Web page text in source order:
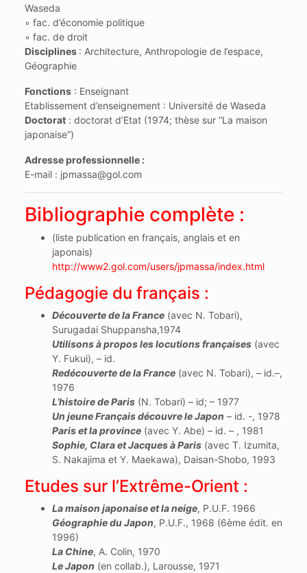
Waseda
◦ fac. d’économie politique
◦ fac. de droit
Disciplines : Architecture, Anthropologie de l’espace,
Géographie
Fonctions: Enseignant
Etablissement d’enseignement : Université de Waseda
Doctorat: doctorat d’Etat (1974; thèse sur “La maison
japonaise”)
Adresse professionnelle :
E-mail : jpmassa@gol.com
Bibliographie complète :
(liste publication en français, anglais et en
japonais)
http://www2.gol.com/users/jpmassa/index.html
Pédagogie du français :
Découverte de la France (avec N. Tobari),
Surugadai Shuppansha,1974
Utilisons à propos les locutions françaises (avec
Y. Fukui), – id.
Redécouverte de la France (avec N. Tobari), – id.–,
1976
L’histoire de Paris (N. Tobari) – id; – 1977
Un jeune Français découvre le Japon – id. -, 1978
Paris et la province (avec Y. Abe) – id. – , 1981
Sophie, Clara et Jacques à Paris (avec T. Izumita,
S. Nakajima et Y. Maekawa), Daisan-Shobo, 1993
Etudes sur l’Extrême-Orient :
La maison japonaise et la neige, P.U.F. 1966
Géographie du Japon, P.U.F., 1968 (6ème édit. en
1996)
La Chine, A. Colin, 1970
Le Japon (en collab.), Larousse, 1971